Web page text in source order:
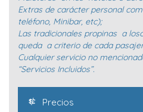
Extras de carácter personal
teléfono, Minibar, etc);
Las tradicionales propinas a
queda a criterio de cada
Cualquier servicio no
“Servicios Incluidos”.
Precios